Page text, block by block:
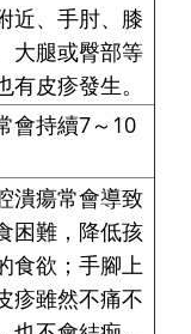
近、手肘、膝
大腿或臀部等
有皮疹發生。
會持續7～10
潰瘍常會導致
困難，降低孩
食欲；手腳上
疹雖然不痛不